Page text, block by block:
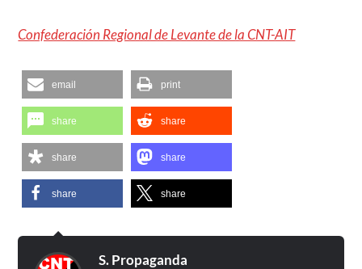
Confederación Regional de Levante de la CNT-AIT
email print
share share
share share
share share
S. Propaganda